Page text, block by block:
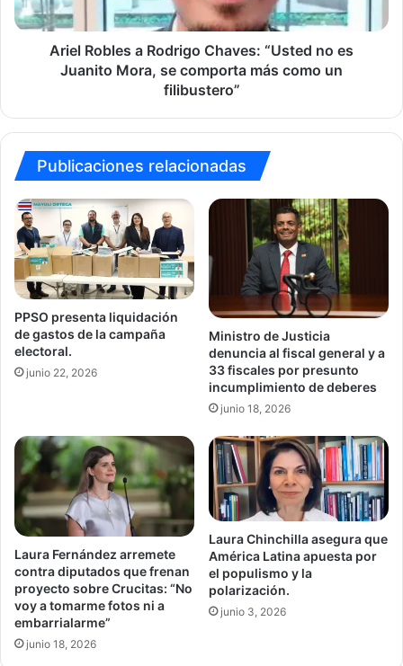
es
Juanito
como
filibustero”
Ariel Robles a Rodrigo Chaves: “Usted no es
Juanito Mora, se comporta más como un
filibustero”
Publicaciones relacionadas
PPSO presenta liquidación
de gastos de la campaña
electoral.
junio 22, 2026
Ministro de Justicia
denuncia al fiscal general y a
33 fiscales por presunto
incumplimiento de deberes
junio 18, 2026
Laura Fernández arremete
contra diputados que frenan
proyecto sobre Crucitas: “No
voy a tomarme fotos ni a
embarrialarme”
junio 18, 2026
Laura Chinchilla asegura que
América Latina apuesta por
el populismo y la
polarización.
junio 3, 2026